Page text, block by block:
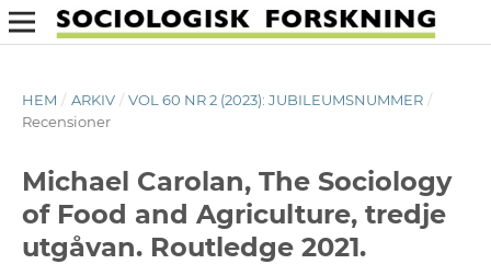
HEM / ARKIV / VOL 60 NR 2 (2023): JUBILEUMSNUMMER /
Recensioner
Michael Carolan, The Sociology
of Food and Agriculture, tredje
utgåvan. Routledge 2021.